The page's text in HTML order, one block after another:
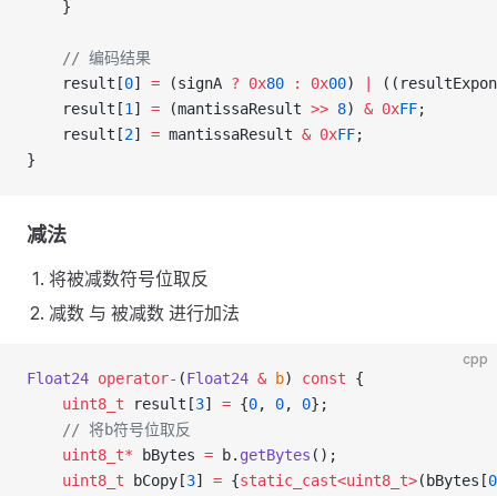
    }
    // 编码结果
    result[
0] = (signA ? 0x80 : 0x00)
    result[
1] = (mantissaResult >> 8) & 0xFF;
    result[
2] = mantissaResult & 0xFF;
}
减法
将被减数符号位取反
减数 与 被减数 进行加法
cpp
Float24 operator- (Float24 & b) const {
    uint8_t
result[3] = {0, 0, 0};
    // 将b符号位取反
    uint8_t*
bBytes = b. getBytes ();
    uint8_t
bCopy[3] = {static_cast<uint8_t>(bBytes[0